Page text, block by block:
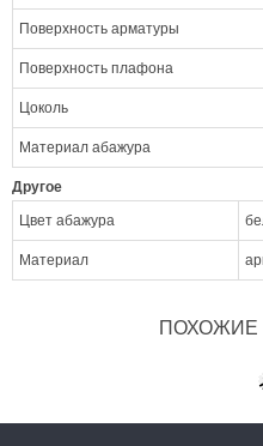
Поверхность арматуры
Поверхность плафона
Цоколь
Материал абажура
Другое
Цвет абажура
Материал
ПОХОЖИЕ